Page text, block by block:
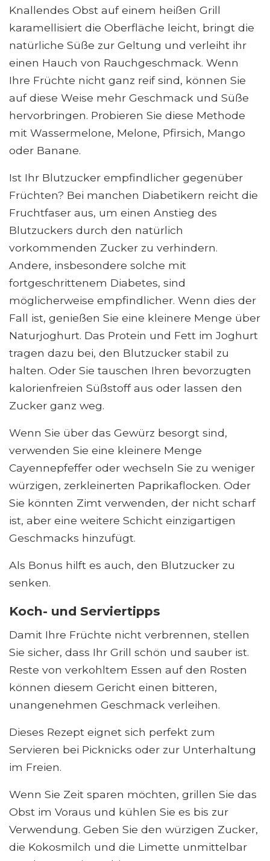
Knallendes Obst auf einem heißen Grill
karamellisiert die Oberfläche leicht, bringt die
natürliche Süße zur Geltung und verleiht ihr
einen Hauch von Rauchgeschmack. Wenn
Ihre Früchte nicht ganz reif sind, können Sie
auf diese Weise mehr Geschmack und Süße
hervorbringen. Probieren Sie diese Methode
mit Wassermelone, Melone, Pfirsich, Mango
oder Banane.
Ist Ihr Blutzucker empfindlicher gegenüber
Früchten? Bei manchen Diabetikern reicht die
Fruchtfaser aus, um einen Anstieg des
Blutzuckers durch den natürlich
vorkommenden Zucker zu verhindern.
Andere, insbesondere solche mit
fortgeschrittenem Diabetes, sind
möglicherweise empfindlicher. Wenn dies der
Fall ist, genießen Sie eine kleinere Menge über
Naturjoghurt. Das Protein und Fett im Joghurt
tragen dazu bei, den Blutzucker stabil zu
halten. Oder Sie tauschen Ihren bevorzugten
kalorienfreien Süßstoff aus oder lassen den
Zucker ganz weg.
Wenn Sie über das Gewürz besorgt sind,
verwenden Sie eine kleinere Menge
Cayennepfeffer oder wechseln Sie zu weniger
würzigen, zerkleinerten Paprikaflocken. Oder
Sie könnten Zimt verwenden, der nicht scharf
ist, aber eine weitere Schicht einzigartigen
Geschmacks hinzufügt.
Als Bonus hilft es auch, den Blutzucker zu
senken.
Koch- und Serviertipps
Damit Ihre Früchte nicht verbrennen, stellen
Sie sicher, dass Ihr Grill schön und sauber ist.
Reste von verkohltem Essen auf den Rosten
können diesem Gericht einen bitteren,
unangenehmen Geschmack verleihen.
Dieses Rezept eignet sich perfekt zum
Servieren bei Picknicks oder zur Unterhaltung
im Freien.
Wenn Sie Zeit sparen möchten, grillen Sie das
Obst im Voraus und kühlen Sie es bis zur
Verwendung. Geben Sie den würzigen Zucker,
die Kokosmilch und die Limette unmittelbar